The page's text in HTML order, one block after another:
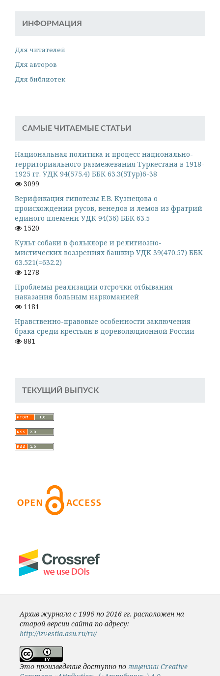
ИНФОРМАЦИЯ
Для читателей
Для авторов
Для библиотек
САМЫЕ ЧИТАЕМЫЕ СТАТЬИ
Национальная политика и процесс национально-
территориального размежевания Туркестана в 1918-
1925 гг. УДК 94(575.4) ББК 63.3(5Тур)6-38
3099
Верификация гипотезы Е.В. Кузнецова о
происхождении русов, венедов и лемов из фратрий
единого племени УДК 94(36) ББК 63.5
1520
Культ собаки в фольклоре и религиозно-
мистических воззрениях башкир УДК 39(470.57) ББК
63.521(=632.2)
1278
Проблемы реализации отсрочки отбывания
наказания больным наркоманией
1181
Нравственно-правовые особенности заключения
брака среди крестьян в дореволюционной России
881
ТЕКУЩИЙ ВЫПУСК
Архив журнала с 1996 по 2016 гг. расположен на
старой версии сайта по адресу:
http://izvestia.asu.ru/ru/
Это произведение доступно полицензии Creative